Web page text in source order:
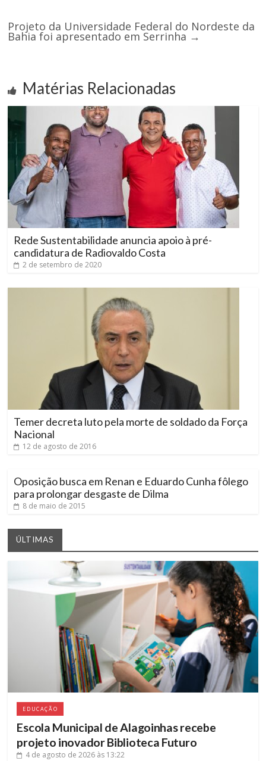
Projeto da Universidade Federal do Nordeste da
Bahia foi apresentado em Serrinha →
Matérias Relacionadas
Rede Sustentabilidade anuncia apoio à pré-
candidatura de Radiovaldo Costa
2 de setembro de 2020
Temer decreta luto pela morte de soldado da Força
Nacional
12 de agosto de 2016
Oposição busca em Renan e Eduardo Cunha fôlego
para prolongar desgaste de Dilma
8 de maio de 2015
ÚLTIMAS
EDUCAÇÃO
Escola Municipal de Alagoinhas recebe
projeto inovador Biblioteca Futuro
4 de agosto de 2026 às 13:22